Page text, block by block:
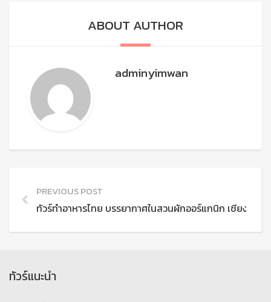
ABOUT AUTHOR
adminyimwan
PREVIOUS POST
ทัวร์ทำอาหารไทย บรรยากาศในสวนผักออร์แกนิก เชียงใหม่
ทัวร์แนะนำ